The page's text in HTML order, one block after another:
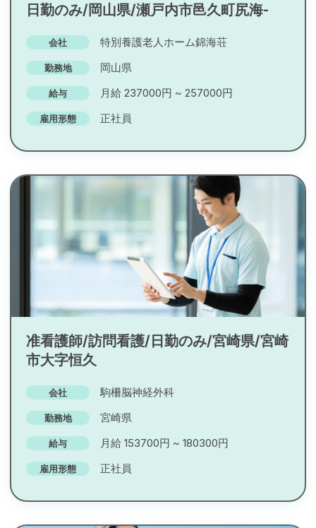
日勤のみ/岡山県/瀬戸内市邑久町尻海-
会社 特別養護老人ホーム錦海荘
勤務地 岡山県
給与 月給 237000円 ~ 257000円
雇用形態 正社員
准看護師/訪問看護/日勤のみ/宮崎県/宮崎
市大字恒久
会社 駒柵脳神経外科
勤務地 宮崎県
給与 月給 153700円 ~ 180300円
雇用形態 正社員